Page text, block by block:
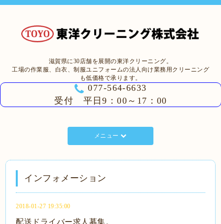
滋賀県に30店舗を展開の東洋クリーニング。
工場の作業服、白衣、制服ユニフォームの法人向け業務用クリーニング
も低価格で承ります。
077-564-6633
受付 平日9：00～17：00
メニュー
インフォメーション
2018-01-27 19:35:00
配送ドライバー求人募集。